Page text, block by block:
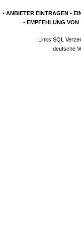
• ANBIETER EINTRAGEN •
• EMPFEHLUNG VON
Links SQL
deutsche